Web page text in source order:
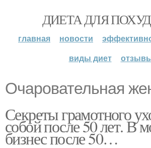
ДИЕТА ДЛЯ
главная новости
виды диет
Очаровательная
Секреты грамотного
собой после 50 лет. В
бизнес после 50…